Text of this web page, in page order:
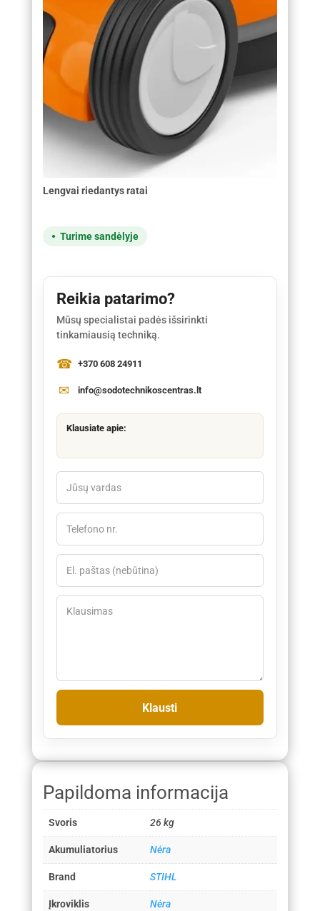
Lengvai riedantys ratai
Turime sandėlyje
Reikia patarimo?
Mūsų specialistai padės išsirinkti
tinkamiausią techniką.
+370 608 24911
info@sodotechnikoscentras.lt
Klausiate apie:
Papildoma informacija
Svoris 26 kg
Akumuliatorius Nėra
Brand STIHL
Įkroviklis Nėra